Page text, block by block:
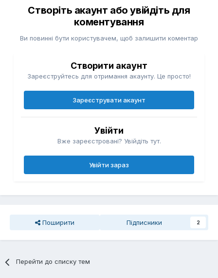
Створіть акаунт або увійдіть для
коментування
Ви повинні бути користувачем, щоб залишити коментар
Створити акаунт
Зареєструйтесь для отримання акаунту. Це просто!
Зареєструвати акаунт
Увійти
Вже зареєстровані? Увійдіть тут.
Увійти зараз
Поширити Підписники 2
Перейти до списку тем